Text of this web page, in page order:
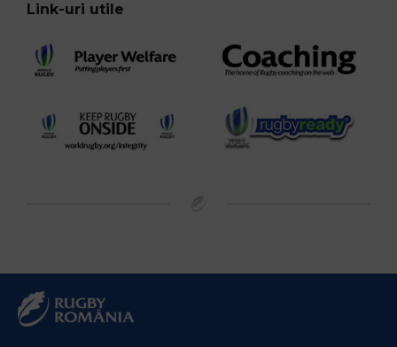
Link-uri utile